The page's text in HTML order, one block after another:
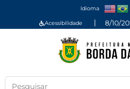
Idioma
Acessibilidade 8/10/